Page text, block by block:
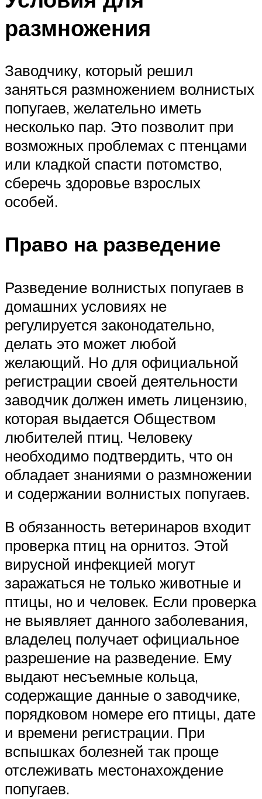
размножения
Заводчику, который решил
заняться размножением волнистых
попугаев, желательно иметь
несколько пар. Это позволит при
возможных проблемах с птенцами
или кладкой спасти потомство,
сберечь здоровье взрослых
особей.
Право на разведение
Разведение волнистых попугаев в
домашних условиях не
регулируется законодательно,
делать это может любой
желающий. Но для официальной
регистрации своей деятельности
заводчик должен иметь лицензию,
которая выдается Обществом
любителей птиц. Человеку
необходимо подтвердить, что он
обладает знаниями о размножении
и содержании волнистых попугаев.
В обязанность ветеринаров входит
проверка птиц на орнитоз. Этой
вирусной инфекцией могут
заражаться не только животные и
птицы, но и человек. Если проверка
не выявляет данного заболевания,
владелец получает официальное
разрешение на разведение. Ему
выдают несъемные кольца,
содержащие данные о заводчике,
порядковом номере его птицы, дате
и времени регистрации. При
вспышках болезней так проще
отслеживать местонахождение
попугаев.